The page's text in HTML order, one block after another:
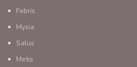
Febris
Mysia
Salus
Metis